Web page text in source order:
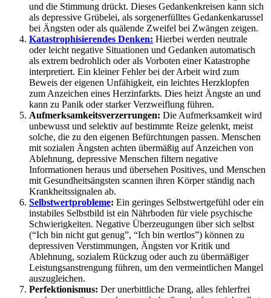
und die Stimmung drückt. Dieses Gedankenkreisen kann sich
als depressive Grübelei, als sorgenerfülltes Gedankenkarussel
bei Ängsten oder als quälende Zweifel bei Zwängen zeigen.
Katastrophisierendes Denken: Hierbei werden neutrale
oder leicht negative Situationen und Gedanken automatisch
als extrem bedrohlich oder als Vorboten einer Katastrophe
interpretiert. Ein kleiner Fehler bei der Arbeit wird zum
Beweis der eigenen Unfähigkeit, ein leichtes Herzklopfen
zum Anzeichen eines Herzinfarkts. Dies heizt Ängste an und
kann zu Panik oder starker Verzweiflung führen.
Aufmerksamkeitsverzerrungen: Die Aufmerksamkeit wird
unbewusst und selektiv auf bestimmte Reize gelenkt, meist
solche, die zu den eigenen Befürchtungen passen. Menschen
mit sozialen Ängsten achten übermäßig auf Anzeichen von
Ablehnung, depressive Menschen filtern negative
Informationen heraus und übersehen Positives, und Menschen
mit Gesundheitsängsten scannen ihren Körper ständig nach
Krankheitssignalen ab.
Selbstwertprobleme: Ein geringes Selbstwertgefühl oder ein
instabiles Selbstbild ist ein Nährboden für viele psychische
Schwierigkeiten. Negative Überzeugungen über sich selbst
(“Ich bin nicht gut genug”, “Ich bin wertlos”) können zu
depressiven Verstimmungen, Ängsten vor Kritik und
Ablehnung, sozialem Rückzug oder auch zu übermäßiger
Leistungsanstrengung führen, um den vermeintlichen Mangel
auszugleichen.
Perfektionismus: Der unerbittliche Drang, alles fehlerfrei